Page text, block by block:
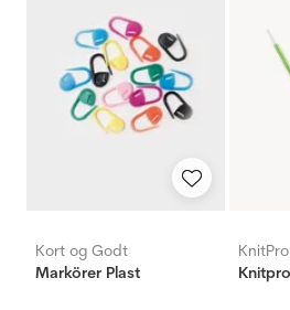
Kort og Godt
Markörer Plast
KnitPro